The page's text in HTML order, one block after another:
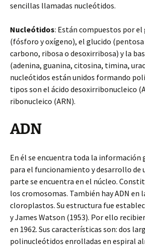
sencillas llamadas nucleótidos.
Nucleótidos: Están compuestos por
(fósforo y oxígeno), el glucido (pentosa
carbono, ribosa o desoxirribosa) y la
(adenina, guanina, citosina, timina,
nucleótidos están unidos formando
tipos son el ácido desoxirribonucleico
ribonucleico (ARN).
ADN
En él se encuentra toda la información
para el funcionamiento y desarrollo de
parte se encuentra en el núcleo.
los cromosomas. También hay ADN en
cloroplastos. Su estructura fue
y James Watson (1953). Por ello
en 1962. Sus características son: dos
polinucleótidos enrolladas en espiral